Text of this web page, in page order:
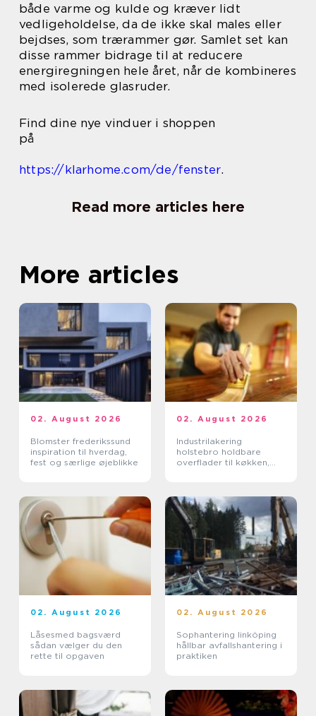
både varme og kulde og kræver lidt
vedligeholdelse, da de ikke skal males eller
bejdses, som trærammer gør. Samlet set kan
disse rammer bidrage til at reducere
energiregningen hele året, når de kombineres
med isolerede glasruder.
Find dine nye vinduer i shoppen
på
https://klarhome.com/de/fenster.
Read more articles here
More articles
02. August 2026
Blomster frederikssund
inspiration til hverdag,
fest og særlige øjeblikke
02. August 2026
Industrilakering
holstebro holdbare
overflader til køkken,
02. August 2026
Låsesmed bagsværd
sådan vælger du den
rette til opgaven
02. August 2026
Sophantering linköping
hållbar avfallshantering i
praktiken